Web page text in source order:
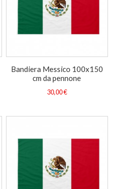
Bandiera Messico 100x150
cm da pennone
30,00 €